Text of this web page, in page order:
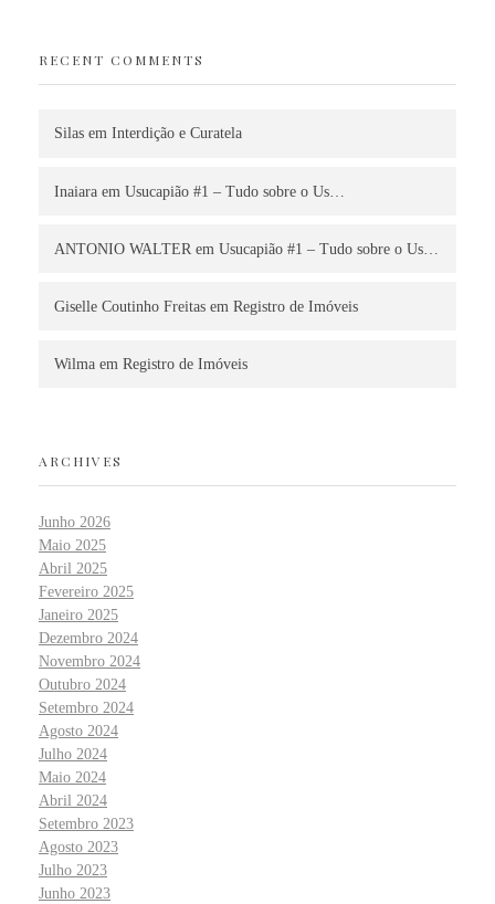
RECENT COMMENTS
Silas em Interdição e Curatela
Inaiara em Usucapião #1 – Tudo sobre o Us…
ANTONIO WALTER em Usucapião #1 – Tudo sobre o Us…
Giselle Coutinho Freitas em Registro de Imóveis
Wilma em Registro de Imóveis
ARCHIVES
Junho 2026
Maio 2025
Abril 2025
Fevereiro 2025
Janeiro 2025
Dezembro 2024
Novembro 2024
Outubro 2024
Setembro 2024
Agosto 2024
Julho 2024
Maio 2024
Abril 2024
Setembro 2023
Agosto 2023
Julho 2023
Junho 2023